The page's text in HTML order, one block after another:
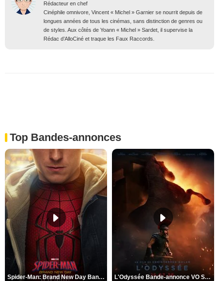
Rédacteur en chef
Cinéphile omnivore, Vincent « Michel » Garnier se nourrit depuis de
longues années de tous les cinémas, sans distinction de genres ou
de styles. Aux côtés de Yoann « Michel » Sardet, il supervise la
Rédac d’AlloCiné et traque les Faux Raccords.
Top Bandes-annonces
Spider-Man: Brand New Day Bande-annonce VO STFR L'Odyssée Bande-annonce VO STFR